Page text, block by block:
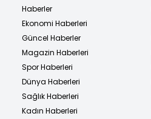
Haberler
Ekonomi Haberleri
Güncel Haberler
Magazin Haberleri
Spor Haberleri
Dünya Haberleri
Sağlık Haberleri
Kadın Haberleri